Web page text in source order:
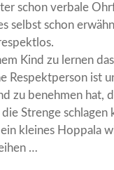
schon verbale
selbst schon
Kind zu lernen
Respektperson ist
zu benehmen hat,
Strenge schlagen
kleines Hoppala
…